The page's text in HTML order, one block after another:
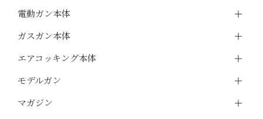
電動ガン本体
ガスガン本体
エアコッキング本体
モデルガン
マガジン